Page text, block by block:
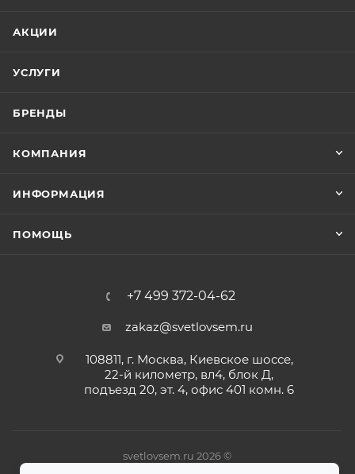
АКЦИИ
УСЛУГИ
БРЕНДЫ
КОМПАНИЯ
ИНФОРМАЦИЯ
ПОМОЩЬ
+7 499 372-04-62
zakaz@svetlovsem.ru
108811, г. Москва, Киевское шоссе,
22-й километр, вл4, блок Д,
подъезд 20, эт. 4, офис 401 комн. 6
svetlovsem.ru 2026 ©